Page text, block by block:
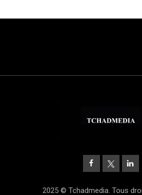
2025 © Tchadmedia. Tous